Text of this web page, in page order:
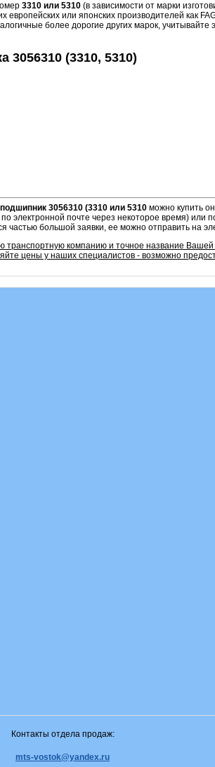
3310 или 5310 (в зависимости от марки
европейских или японских производителей как
более дорогие других марок, учитывайте
(3310, 5310)
подшипник 3056310 (3310 или 5310 можно купить
электронной почте через некоторое время) или
частью большой заявки, ее можно отправить на
транспортную компанию и точное название Вашей
цены у наших специалистов - возможно
Контакты отдела продаж:
mts-vostok@yandex.ru